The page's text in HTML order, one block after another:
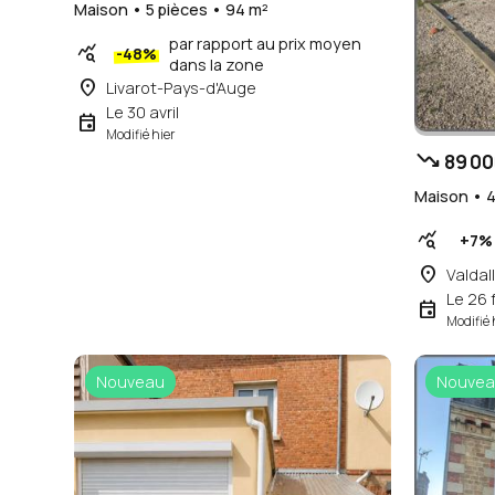
Maison • 5 pièces • 94 m²
query_stats -48% par rapport au prix moyen
dans la zone
place Livarot-Pays-d'Auge
event Le 30 avril
Modifié hier
trending_down 89
Maison •
query_stats +7%
place
event Le 26
Modifié
Nouveau